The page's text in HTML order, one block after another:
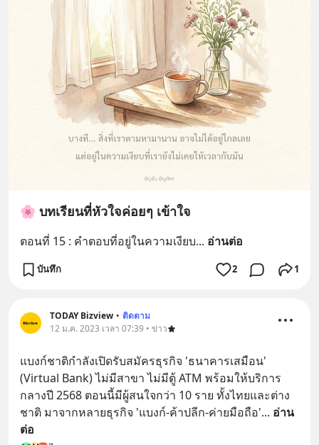
🌸 บทเรียนที่หัวใจค่อยๆ เข้าใจ
ตอนที่ 15 : คำตอบที่อยู่ในความเงียบ... อ่านต่อ
บันทึก 2 1
TODAY Bizview • ติดตาม
12 ม.ค. 2023 เวลา 07:39 • ข่าว
แบงก์ชาติกำลังเปิดรับสมัครธุรกิจ 'ธนาคารเสมือน'
(Virtual Bank) ไม่มีสาขา ไม่มีตู้ ATM พร้อมให้บริการ
กลางปี 2568 ตอนนี้มีผู้สนใจกว่า 10 ราย ทั้งไทยและต่าง
ชาติ มาจากหลายธุรกิจ 'แบงก์-ค้าปลีก-ค่ายมือถือ'... อ่าน
ต่อ